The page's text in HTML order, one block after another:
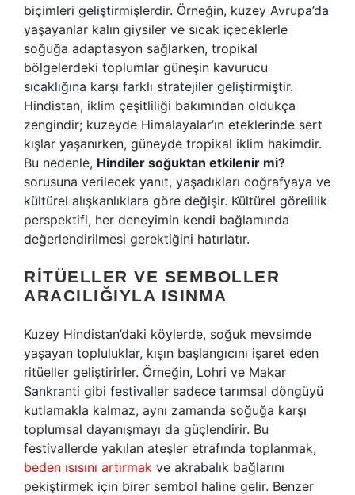
biçimleri geliştirmişlerdir. Örneğin, kuzey Avrupa’da
yaşayanlar kalın giysiler ve sıcak içeceklerle
soğuğa adaptasyon sağlarken, tropikal
bölgelerdeki toplumlar güneşin kavurucu
sıcaklığına karşı farklı stratejiler geliştirmiştir.
Hindistan, iklim çeşitliliği bakımından oldukça
zengindir; kuzeyde Himalayalar’ın eteklerinde sert
kışlar yaşanırken, güneyde tropikal iklim hakimdir.
Bu nedenle, Hindiler soğuktan etkilenir mi?
sorusuna verilecek yanıt, yaşadıkları coğrafyaya ve
kültürel alışkanlıklara göre değişir. Kültürel görelilik
perspektifi, her deneyimin kendi bağlamında
değerlendirilmesi gerektiğini hatırlatır.
RITÜELLER VE SEMBOLLER
ARACILIĞIYLA ISINMA
Kuzey Hindistan’daki köylerde, soğuk mevsimde
yaşayan topluluklar, kışın başlangıcını işaret eden
ritüeller geliştirirler. Örneğin, Lohri ve Makar
Sankranti gibi festivaller sadece tarımsal döngüyü
kutlamakla kalmaz, aynı zamanda soğuğa karşı
toplumsal dayanışmayı da güçlendirir. Bu
festivallerde yakılan ateşler etrafında toplanmak,
beden ısısını artırmak ve akrabalık bağlarını
pekiştirmek için birer sembol haline gelir. Benzer